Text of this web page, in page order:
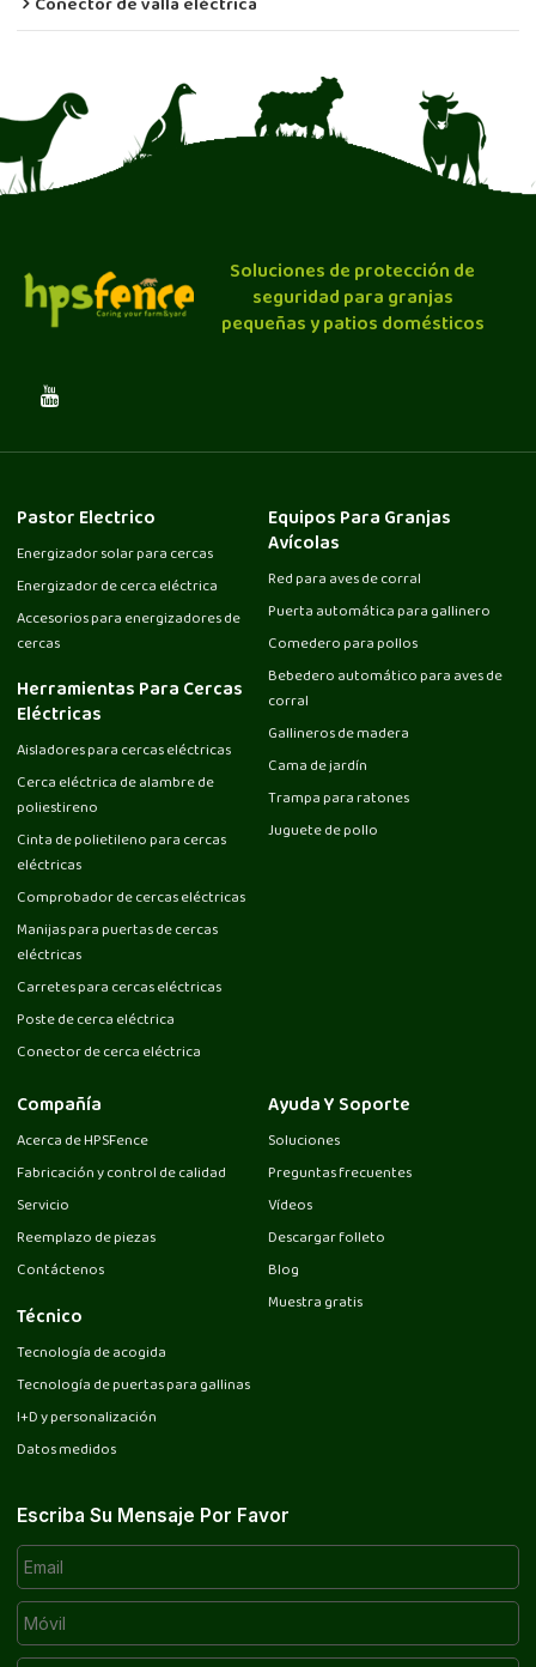
Soluciones de protección de
seguridad para granjas
pequeñas y patios domésticos
Pastor Electrico
Energizador solar para cercas
Energizador de cerca eléctrica
Accesorios para energizadores de
cercas
Herramientas Para Cercas
Eléctricas
Aisladores para cercas eléctricas
Cerca eléctrica de alambre de
poliestireno
Cinta de polietileno para cercas
eléctricas
Comprobador de cercas eléctricas
Manijas para puertas de cercas
eléctricas
Carretes para cercas eléctricas
Poste de cerca eléctrica
Conector de cerca eléctrica
Equipos Para Granjas
Avícolas
Red para aves de corral
Puerta automática para gallinero
Comedero para pollos
Bebedero automático para aves de
corral
Gallineros de madera
Cama de jardín
Trampa para ratones
Juguete de pollo
Compañía
Acerca de HPSFence
Fabricación y control de calidad
Servicio
Reemplazo de piezas
Contáctenos
Técnico
Tecnología de acogida
Tecnología de puertas para gallinas
I+D y personalización
Datos medidos
Ayuda Y Soporte
Soluciones
Preguntas frecuentes
Vídeos
Descargar folleto
Blog
Muestra gratis
Escriba Su Mensaje Por Favor